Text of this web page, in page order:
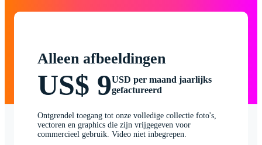
Alleen afbeeldingen
US$ 9USD per maand jaarlijks
gefactureerd
Ontgrendel toegang tot onze volledige collectie foto's,
vectoren en graphics die zijn vrijgegeven voor
commercieel gebruik. Video niet inbegrepen.